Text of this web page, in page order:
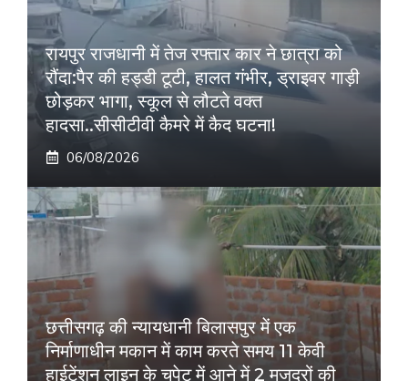
रायपुर राजधानी में तेज रफ्तार कार ने छात्रा को
रौंदा:पैर की हड्डी टूटी, हालत गंभीर, ड्राइवर गाड़ी
छोड़कर भागा, स्कूल से लौटते वक्त
हादसा..सीसीटीवी कैमरे में कैद घटना!
06/08/2026
छत्तीसगढ़ की न्यायधानी बिलासपुर में एक
निर्माणाधीन मकान में काम करते समय 11 केवी
हाईटेंशन लाइन के चपेट में आने में 2 मजदूरों की